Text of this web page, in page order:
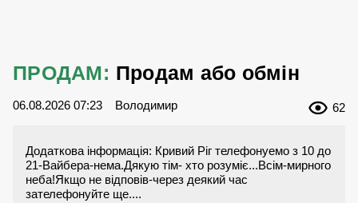
ПРОДАМ: Продам або обмін
06.08.2026 07:23 Володимир 62
Додаткова інформація: Кривий Ріг телефонуемо з 10 до
21-Вайбера-нема.Дякую тім- хто розуміє...Всім-мирного
неба!Якщо не відповів-через деякий час
зателефонуйте ще....